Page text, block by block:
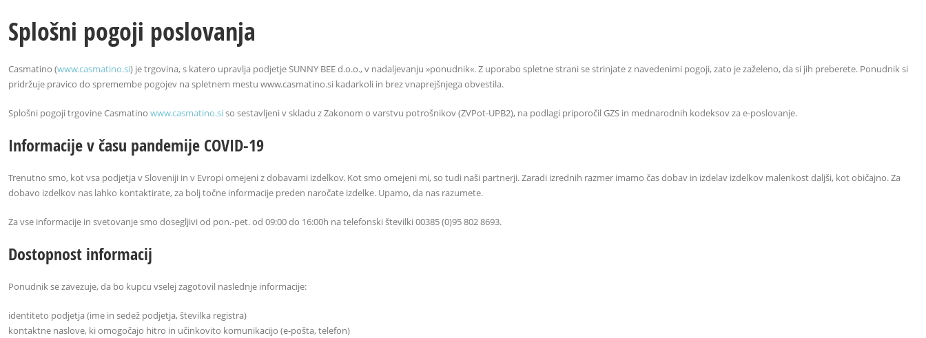
Splošni pogoji poslovanja
Casmatino (www.casmatino.si) je trgovina, s katero upravlja podjetje SUNNY BEE d.o.o., v nadaljevanju »ponudnik«. Z uporabo spletne strani se strinjate z navedenimi pogoji, zato je zaželeno, da si jih preberete. Ponudnik si
pridržuje pravico do spremembe pogojev na spletnem mestu www.casmatino.si kadarkoli in brez vnaprejšnjega obvestila.
Splošni pogoji trgovine Casmatino www.casmatino.siso sestavljeni v skladu z Zakonom o varstvu potrošnikov (ZVPot-UPB2), na podlagi priporočil GZS in mednarodnih kodeksov za e-poslovanje.
Informacije v času pandemije COVID-19
Trenutno smo, kot vsa podjetja v Sloveniji in v Evropi omejeni z dobavami izdelkov. Kot smo omejeni mi, so tudi naši partnerji. Zaradi izrednih razmer imamo čas dobav in izdelav izdelkov malenkost daljši, kot običajno. Za
dobavo izdelkov nas lahko kontaktirate, za bolj točne informacije preden naročate izdelke. Upamo, da nas razumete.
Za vse informacije in svetovanje smo dosegljivi od pon.-pet. od 09:00 do 16:00h na telefonski številki 00385 (0)95 802 8693.
Dostopnost informacij
Ponudnik se zavezuje, da bo kupcu vselej zagotovil naslednje informacije:
identiteto podjetja (ime in sedež podjetja, številka registra)
kontaktne naslove, ki omogočajo hitro in učinkovito komunikacijo (e-pošta, telefon)